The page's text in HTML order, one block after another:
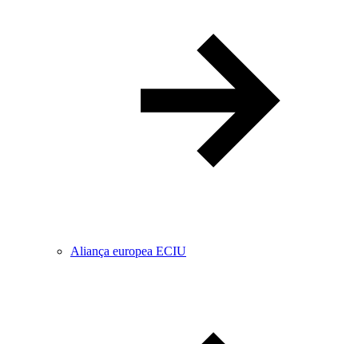
Aliança europea ECIU